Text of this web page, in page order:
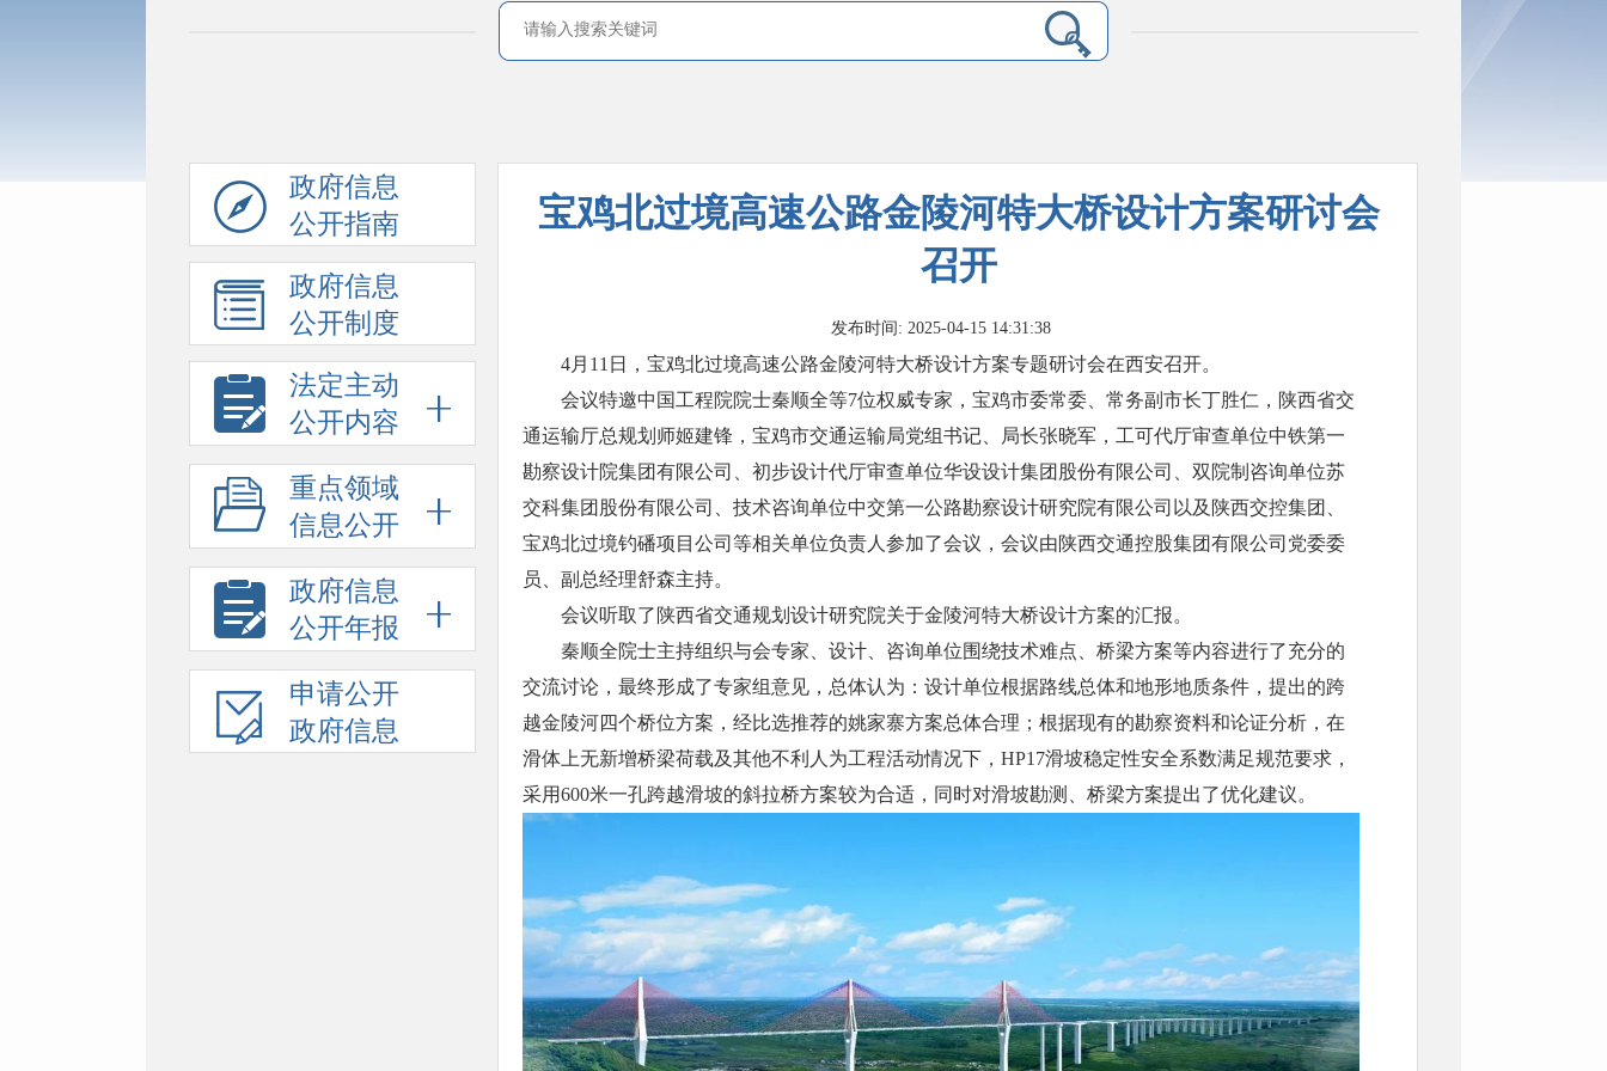
政府信息
公开指南
政府信息
公开制度
法定主动
公开内容
重点领域
信息公开
政府信息
公开年报
申请公开
政府信息
宝鸡北过境高速公路金陵河特大桥设计方案研讨会
召开
发布时间: 2025-04-15 14:31:38
4月11日，宝鸡北过境高速公路金陵河特大桥设计方案专题研讨会在西安召开。
会议特邀中国工程院院士秦顺全等7位权威专家，宝鸡市委常委、常务副市长丁胜仁，陕西省交
通运输厅总规划师姬建锋，宝鸡市交通运输局党组书记、局长张晓军，工可代厅审查单位中铁第一
勘察设计院集团有限公司、初步设计代厅审查单位华设设计集团股份有限公司、双院制咨询单位苏
交科集团股份有限公司、技术咨询单位中交第一公路勘察设计研究院有限公司以及陕西交控集团、
宝鸡北过境钓磻项目公司等相关单位负责人参加了会议，会议由陕西交通控股集团有限公司党委委
员、副总经理舒森主持。
会议听取了陕西省交通规划设计研究院关于金陵河特大桥设计方案的汇报。
秦顺全院士主持组织与会专家、设计、咨询单位围绕技术难点、桥梁方案等内容进行了充分的
交流讨论，最终形成了专家组意见，总体认为：设计单位根据路线总体和地形地质条件，提出的跨
越金陵河四个桥位方案，经比选推荐的姚家寨方案总体合理；根据现有的勘察资料和论证分析，在
滑体上无新增桥梁荷载及其他不利人为工程活动情况下，HP17滑坡稳定性安全系数满足规范要求，
采用600米一孔跨越滑坡的斜拉桥方案较为合适，同时对滑坡勘测、桥梁方案提出了优化建议。